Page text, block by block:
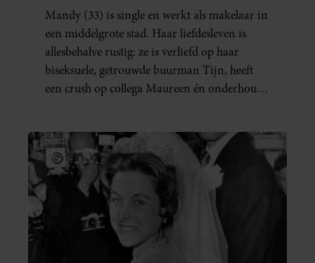
EN JUDITHS GROTE
RELATIETEST
Mandy (33) is single en werkt als makelaar in
een middelgrote stad. Haar liefdesleven is
allesbehalve rustig: ze is verliefd op haar
biseksuele, getrouwde buurman Tijn, heeft
een crush op collega Maureen én onderhoudt
lees je in het kort wat er de afgelopen dagen
allemaal in haar leven gebeurde.